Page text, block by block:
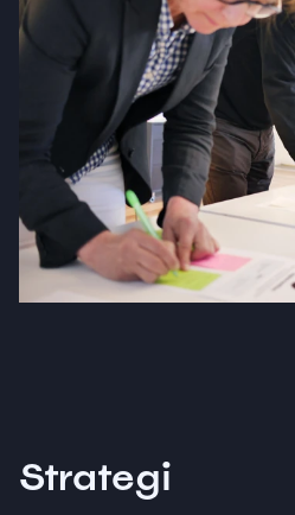
Strategi